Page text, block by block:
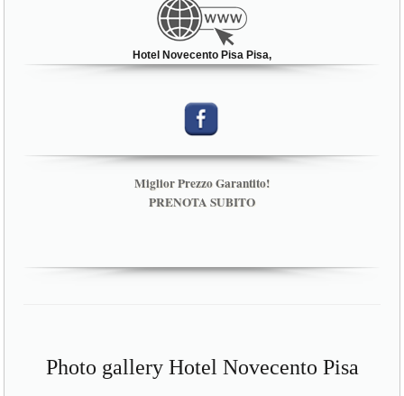
Hotel Novecento Pisa Pisa,
Miglior Prezzo Garantito!
PRENOTA SUBITO
Photo gallery Hotel Novecento Pisa